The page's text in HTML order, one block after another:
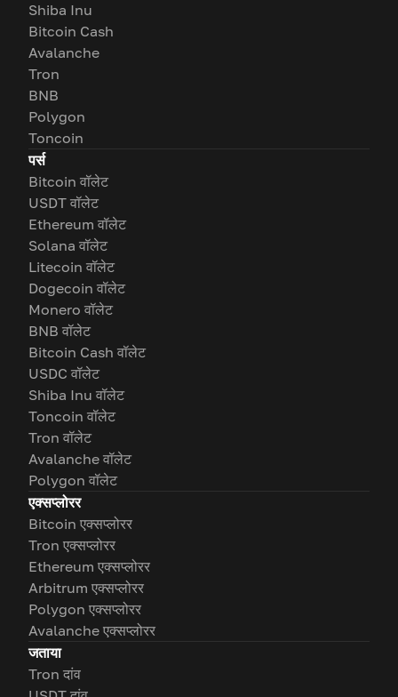
Shiba Inu
Bitcoin Cash
Avalanche
Tron
BNB
Polygon
Toncoin
पर्स
Bitcoin वॉलेट
USDT वॉलेट
Ethereum वॉलेट
Solana वॉलेट
Litecoin वॉलेट
Dogecoin वॉलेट
Monero वॉलेट
BNB वॉलेट
Bitcoin Cash वॉलेट
USDC वॉलेट
Shiba Inu वॉलेट
Toncoin वॉलेट
Tron वॉलेट
Avalanche वॉलेट
Polygon वॉलेट
एक्सप्लोरर
Bitcoin एक्सप्लोरर
Tron एक्सप्लोरर
Ethereum एक्सप्लोरर
Arbitrum एक्सप्लोरर
Polygon एक्सप्लोरर
Avalanche एक्सप्लोरर
जताया
Tron दांव